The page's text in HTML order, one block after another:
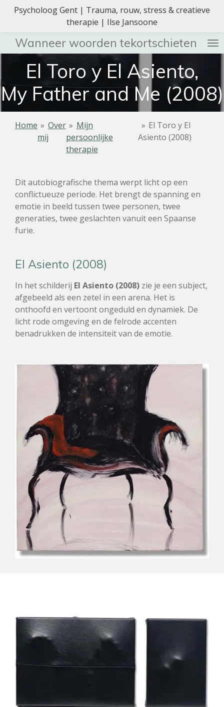
hoofdinhoud
Wanneer woorden tekortschieten
Psycholoog Gent | Trauma, rouw, stress & creatieve
therapie | Ilse Jansoone
El Toro y El Asiento,
My Father and Me (2008)
Home » Over
mij
» Mijn
persoonlijke
therapie
» El Toro y El
Asiento (2008)
Dit autobiografische thema werpt licht op een
conflictueuze periode. Het brengt de spanning en
emotie in beeld tussen twee personen, twee
generaties, twee geslachten vanuit een Spaanse
furie.
El Asiento (2008)
In het schilderij El Asiento (2008) zie je een subject,
afgebeeld als een zetel in een arena. Het is
onthoofd en vertoont ongeduld en dynamiek. De
licht rode omgeving en de felrode accenten
benadrukken de intensiteit van de emotie.